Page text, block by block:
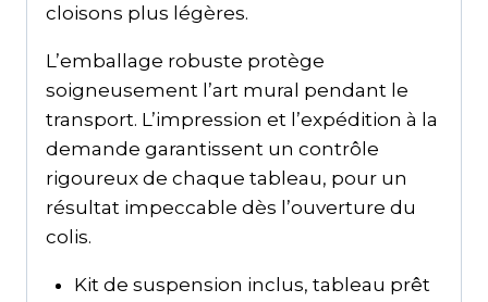
cloisons plus légères.
L’emballage robuste protège
soigneusement l’art mural pendant le
transport. L’impression et l’expédition à la
demande garantissent un contrôle
rigoureux de chaque tableau, pour un
résultat impeccable dès l’ouverture du
colis.
Kit de suspension inclus, tableau prêt